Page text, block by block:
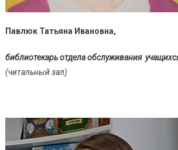
Павлюк Татьяна Ивановна,
библиотекарь отдела обслуживания
(читальный зал)